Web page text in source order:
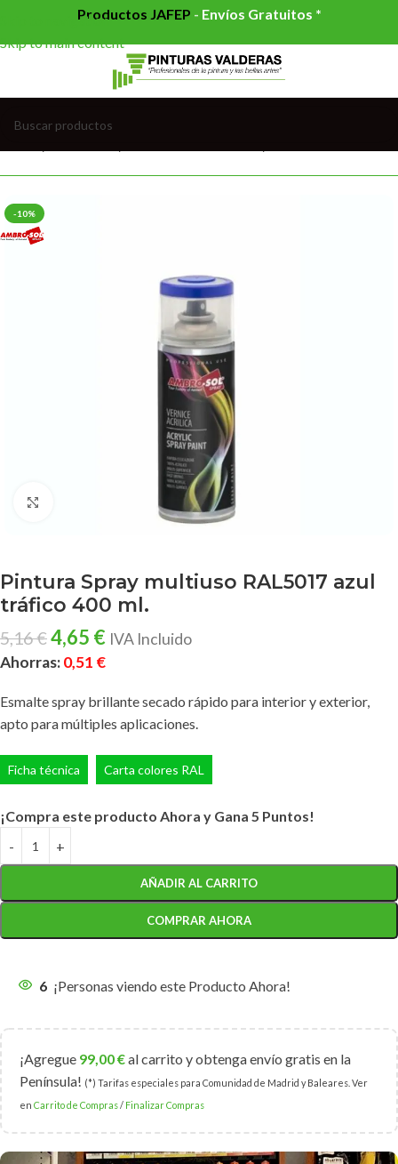
Skip to navigation
Skip to main content
Productos JAFEP - Envíos Gratuitos *
-10%
Pintura Spray multiuso RAL5017 azul
tráfico 400 ml.
5,16€4,65 € IVA Incluido
Ahorras:0,51 €
Esmalte spray brillante secado rápido para interior y exterior,
apto para múltiples aplicaciones.
Ficha técnica Carta colores RAL
¡Compra este producto Ahora y Gana 5 Puntos!
AÑADIR AL CARRITO
COMPRAR AHORA
6 ¡Personas viendo este Producto Ahora!
¡Agregue 99,00€al carrito y obtenga envío gratis en la
Península! (*) Tarifas especiales para Comunidad de Madrid y Baleares. Ver
en Carrito de Compras/ Finalizar Compras